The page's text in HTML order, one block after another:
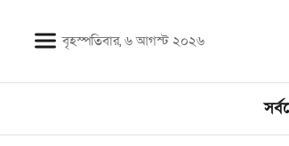
content
বৃহস্পতিবার, ৬ আগস্ট ২০২৬